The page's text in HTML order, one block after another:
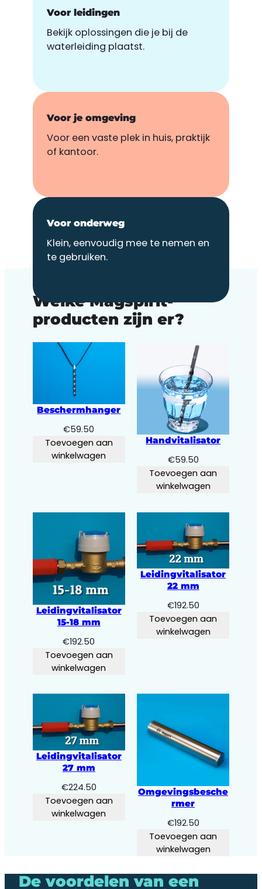
Voor leidingen
Bekijk oplossingen die je bij de
waterleiding plaatst.
Voor je omgeving
Voor een vaste plek in huis, praktijk
of kantoor.
Voor onderweg
Klein, eenvoudig mee te nemen en
te gebruiken.
Welke Magspirit-
producten zijn er?
Beschermhanger
€59.50
Toevoegen aan
winkelwagen
Handvitalisator
€59.50
Toevoegen aan
winkelwagen
Leidingvitalisator
15-18 mm
€192.50
Toevoegen aan
winkelwagen
Leidingvitalisator
22 mm
€192.50
Toevoegen aan
winkelwagen
Leidingvitalisator
27 mm
€224.50
Toevoegen aan
winkelwagen
Omgevingsbesche
rmer
€192.50
Toevoegen aan
winkelwagen
De voordelen van een